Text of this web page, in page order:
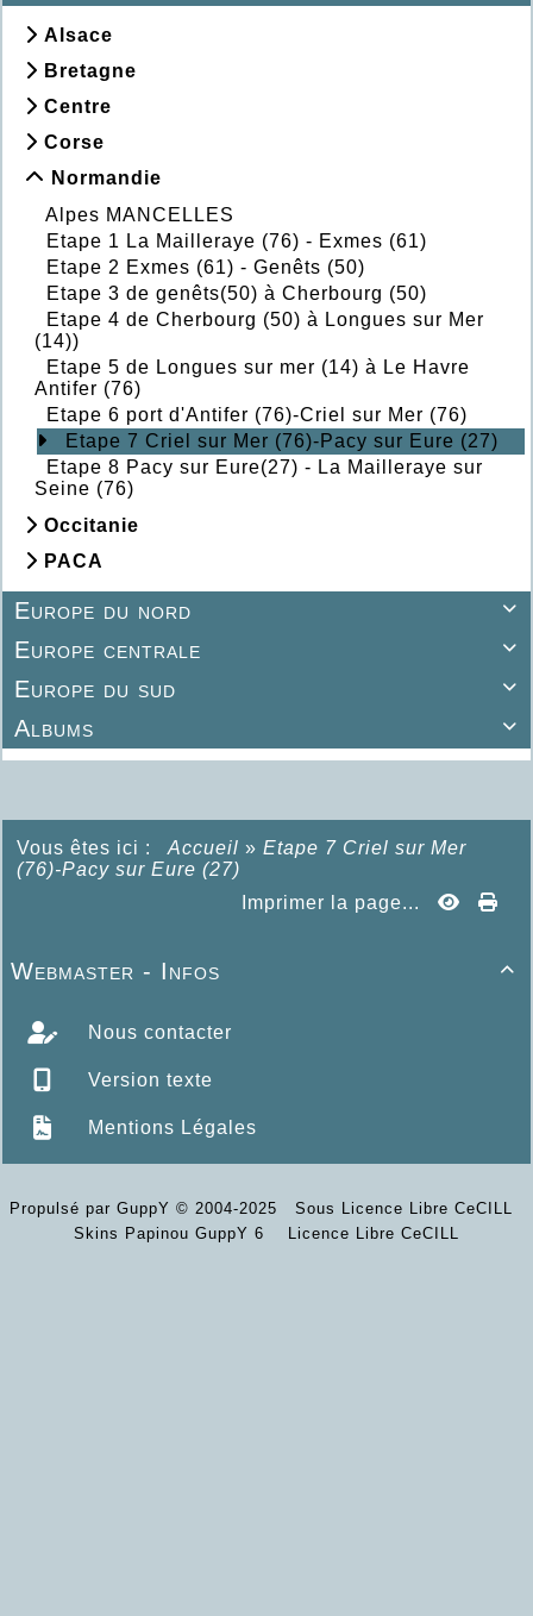
Alsace
Bretagne
Centre
Corse
Normandie
Alpes MANCELLES
Etape 1 La Mailleraye (76) - Exmes (61)
Etape 2 Exmes (61) - Genêts (50)
Etape 3 de genêts(50) à Cherbourg (50)
Etape 4 de Cherbourg (50) à Longues sur Mer
(14))
Etape 5 de Longues sur mer (14) à Le Havre
Antifer (76)
Etape 6 port d'Antifer (76)-Criel sur Mer (76)
Etape 7 Criel sur Mer (76)-Pacy sur Eure (27)
Etape 8 Pacy sur Eure(27) - La Mailleraye sur
Seine (76)
Occitanie
PACA

Europe du nord

Europe centrale

Europe du sud

Albums
Vous êtes ici : Accueil » Etape 7 Criel sur Mer
(76)-Pacy sur Eure (27)
Imprimer la page...

Webmaster - Infos
Nous contacter
Version texte
Mentions Légales
Propulsé par GuppY © 2004-2025
Sous Licence Libre CeCILL
Skins Papinou GuppY 6
Licence Libre CeCILL